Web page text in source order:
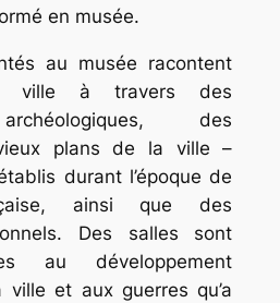
en musée.
au musée racontent
ville à travers des
des
plans de la ville –
durant l’époque de
ainsi que des
Des salles sont
au développement
ville et aux guerres qu’a